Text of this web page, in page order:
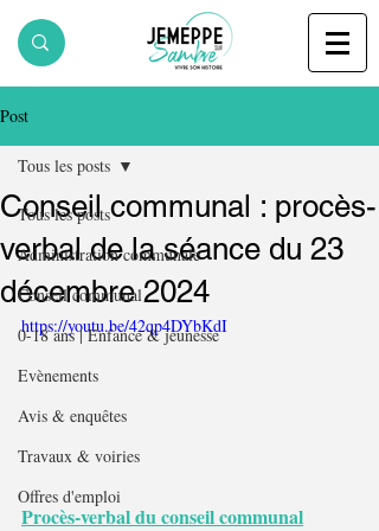
Post
Tous les posts
Administration communale
Conseil communal
0-18 ans | Enfance & jeunesse
Evènements
Avis & enquêtes
Travaux & voiries
Offres d'emploi
Tous les posts
Conseil communal : procès-
verbal de la séance du 23
décembre 2024
https://youtu.be/42qp4DYbKdI
Procès-verbal du conseil communal